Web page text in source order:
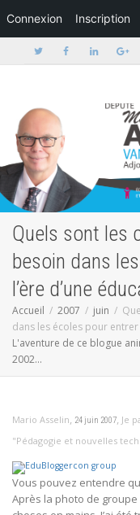
Connexion Inscription
Quels sont les
besoin dans
l’ère d’une
Accueil 2007 juin
dans les écoles pour entrer
L'aventure de ce blogue
2002...
Mario Asselin, 24 juin 2007, Je
"Pédagogie et nouvelles
Vous pouvez entendre
Après la photo de groupe